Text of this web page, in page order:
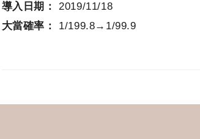
導入日期：2019/11/18
大當確率： 1/199.8→1/99.9